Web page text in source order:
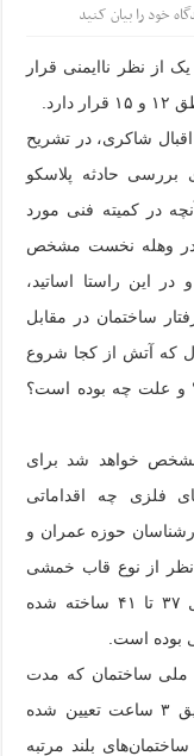
خود را بیان کنید
یک از نظر ناایمنی قرار
شاکری، در تشریح
حادثه پلاسکو
در کمیته فنی مورد
در وهله نخست مشخص
این راستا اساتید،
ساختمان در مقابل
که آتش از کجا شروع
و علت چه بوده است؟
خواهد شد برای
فلزی چه اقداماتی
حوزه عمران و
نظر از نوع قاب خمشی
فولادی و اتصالات خورجینی بوده که در سال ۳۷ تا ۴۱ ساخته شده
بوده است.
ملی ساختمان که مدت
زمان ایستایی و حفظ مقاومت در برابر حریق ۳ ساعت تعیین شده
بلند مرتبه